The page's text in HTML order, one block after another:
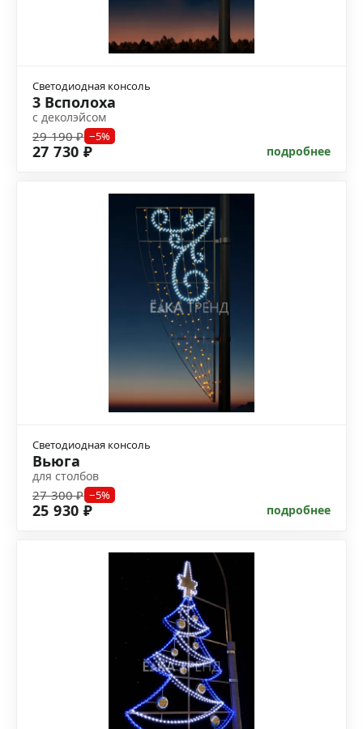
Светодиодная консоль
3 Всполоха
с деколэйсом
29 190 ₽ −5%
27 730 ₽ подробнее
Светодиодная консоль
Вьюга
для столбов
27 300 ₽ −5%
25 930 ₽ подробнее